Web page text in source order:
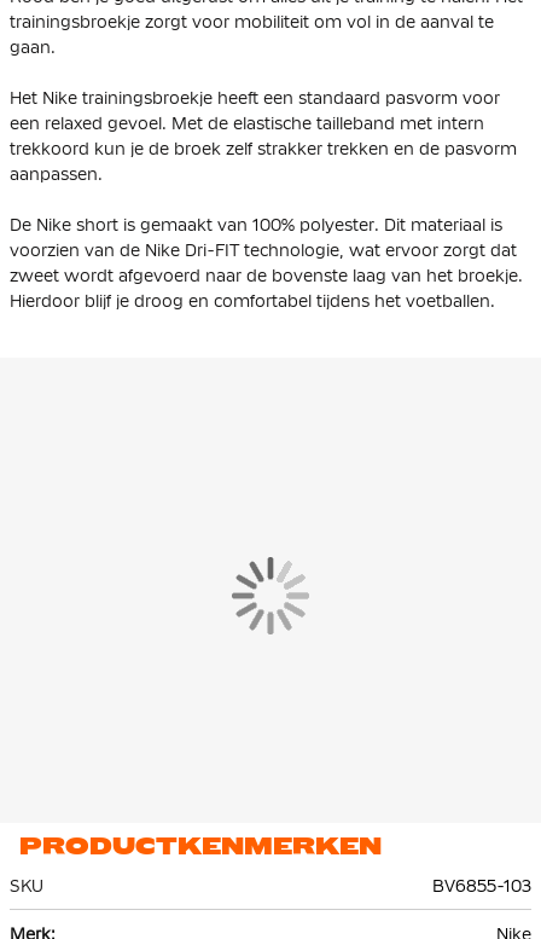
trainingsbroekje zorgt voor mobiliteit om vol in de aanval te
gaan.
Het Nike trainingsbroekje heeft een standaard pasvorm voor
een relaxed gevoel. Met de elastische tailleband met intern
trekkoord kun je de broek zelf strakker trekken en de pasvorm
aanpassen.
De Nike short is gemaakt van 100% polyester. Dit materiaal is
voorzien van de Nike Dri-FIT technologie, wat ervoor zorgt dat
zweet wordt afgevoerd naar de bovenste laag van het broekje.
Hierdoor blijf je droog en comfortabel tijdens het voetballen.
PRODUCTKENMERKEN
SKU
BV6855-103
Nike